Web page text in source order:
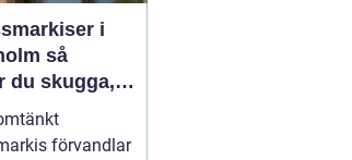
i
så
du skugga,
komfort på
förvandlar